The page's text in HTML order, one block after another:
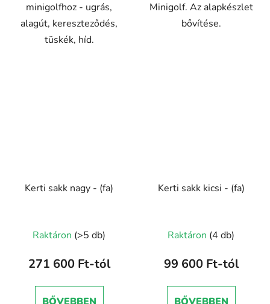
minigolfhoz - ugrás,
alagút, kereszteződés,
tüskék, híd.
Minigolf. Az alapkészlet
bővítése.
Kerti sakk nagy - (fa)
Raktáron (>5 db)
271 600 Ft-tól
Kerti sakk kicsi - (fa)
Raktáron (4 db)
99 600 Ft-tól